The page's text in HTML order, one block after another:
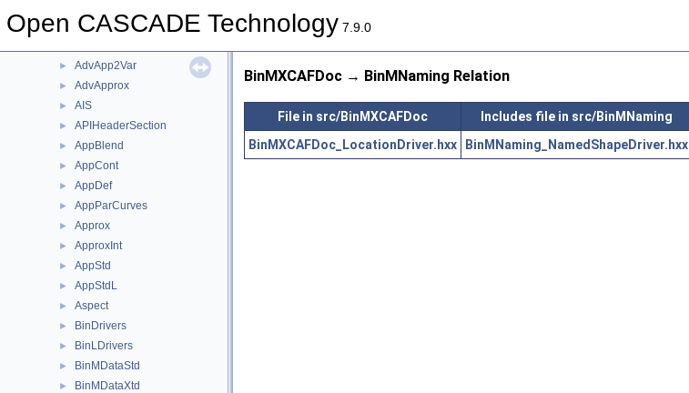
Open CASCADE Technology 7.9.0
► Adaptor2d
► AdvApp2Var
► AdvApprox
► AIS
► APIHeaderSection
► AppBlend
► AppCont
► AppDef
► AppParCurves
► Approx
► ApproxInt
► AppStd
► AppStdL
► Aspect
► BinDrivers
► BinLDrivers
► BinMDataStd
► BinMDataXtd
BinMXCAFDoc → BinMNaming Relation
File in src/BinMXCAFDoc
Includes file in src/BinMNaming
BinMXCAFDoc_LocationDriver.hxx
BinMNaming_NamedShapeDriver.hxx